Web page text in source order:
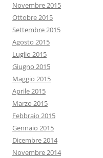
Novembre 2015
Ottobre 2015
Settembre 2015
Agosto 2015
Luglio 2015
Giugno 2015
Maggio 2015
Aprile 2015
Marzo 2015
Febbraio 2015
Gennaio 2015
Dicembre 2014
Novembre 2014